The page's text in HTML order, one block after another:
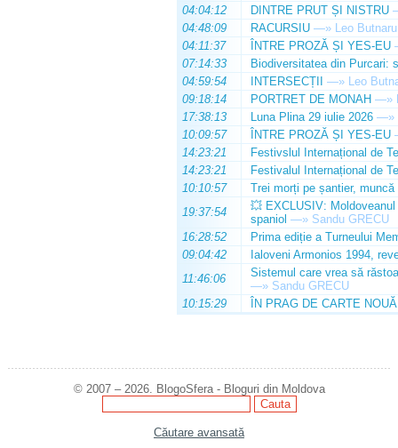
04:04:12
DINTRE PRUT ȘI NISTRU
04:48:09
RACURSIU —» Leo Butnaru
04:11:37
ÎNTRE PROZĂ ȘI YES-EU
07:14:33
Biodiversitatea din Purcari:
04:59:54
INTERSECȚII —» Leo
09:18:14
PORTRET DE MONAH —»
17:38:13
Luna Plina 29 iulie 2026 —»
10:09:57
ÎNTRE PROZĂ ȘI YES-EU
14:23:21
Festivslul Internațional de
14:23:21
Festivalul Internațional de
10:10:57
Trei morți pe șantier, muncă
19:37:54
💥 EXCLUSIV:
spaniol —» Sandu GRECU
16:28:52
Prima ediție a Turneului
09:04:42
Ialoveni Armonios 1994,
11:46:06
Sistemul care vrea să
—» Sandu GRECU
10:15:29
ÎN PRAG DE CARTE NOUĂ
© 2007 – 2026. BlogoSfera - Bloguri din Moldova
Căutare avansată